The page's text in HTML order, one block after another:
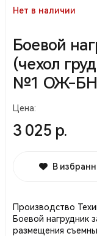
Нет в наличии
Боевой
(чехол
№1 ОЖ-
Цена:
3 025 р.
В
Производство
Боевой нагрудник
размещения